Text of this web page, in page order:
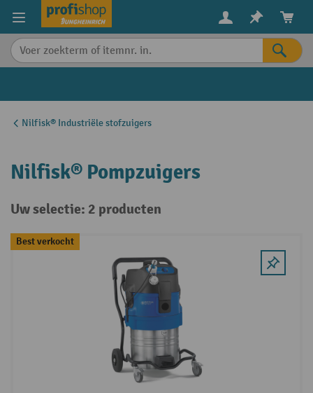
content
Nilfisk® Industriële stofzuigers
Nilfisk® Pompzuigers
Uw selectie: 2 producten
Best verkocht